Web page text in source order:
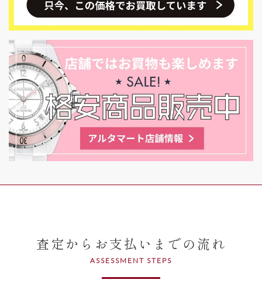
査定からお支払いまでの流れ
ASSESSMENT STEPS